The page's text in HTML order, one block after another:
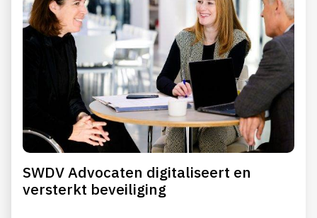
SWDV Advocaten digitaliseert en
versterkt beveiliging